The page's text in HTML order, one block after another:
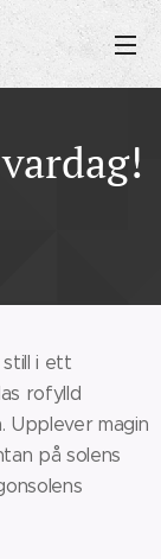
i ett
rofylld
Upplever magin
på solens